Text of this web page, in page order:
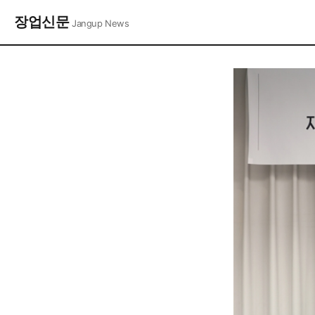
장업신문Jangup News